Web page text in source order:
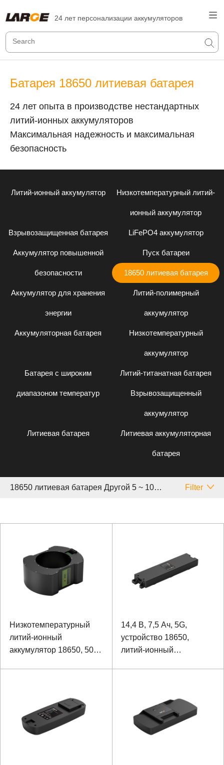
24 лет персонализации аккумуляторов
Батарея 18650 литиевая батарея
24 лет опыта в производстве нестандартных
литий-ионных аккумуляторов
Максимальная надежность и максимальная
безопасность
Литий-ионный аккумулятор Низкотемпературный литий-
ионный аккумулятор
Взрывозащищенная батарея LiFePO4 аккумулятор
Аккумулятор повышенной
безопасности
Пуск батареи
18650 литиевая батарея
Аккумулятор для хранения
энергии
Литий-полимерный
аккумулятор
Аккумуляторная батарея Низкотемпературный
аккумулятор
Батарея с широким
диапазоном температур
Литий-титанатная батарея
Взрывозащищенный
аккумулятор
Литиевая батарея Литиевая аккумуляторная
батарея
18650 литиевая батарея Другой 5 ~ 10 Аh Filter
Низкотемпературный
литий-ионный
аккумулятор 18650, 50,4
14,4 В, 7,5 Ач, 5G,
устройство 18650,
литий-ионный